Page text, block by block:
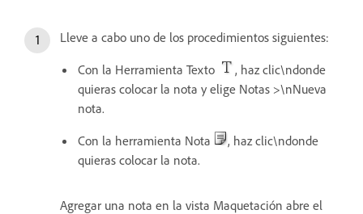
Lleve a cabo uno de los procedimientos siguientes:
Con la Herramienta Texto
, haz clic\ndonde
quieras colocar la nota y elige Notas >\nNueva
nota.
Con la herramienta Nota
, haz clic\ndonde
quieras colocar la nota.
Agregar una nota en la vista Maquetación abre el